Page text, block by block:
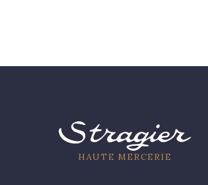
HAUTE MERCERIE